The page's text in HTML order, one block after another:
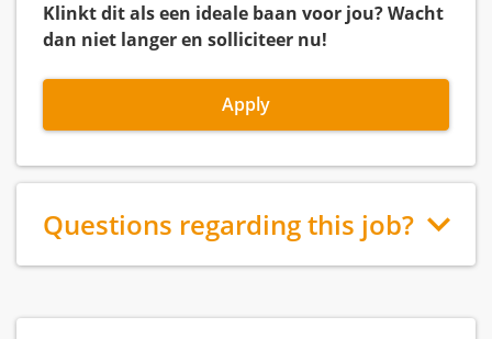
Klinkt dit als een ideale baan voor jou? Wacht
dan niet langer en solliciteer nu!
Apply
Questions regarding this job?